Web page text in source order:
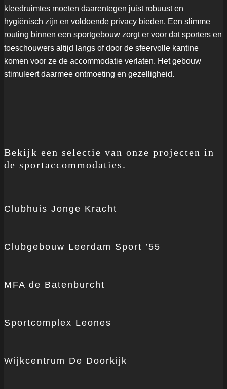
kleedruimtes moeten daarentegen juist robuust en
hygiënisch zijn en voldoende privacy bieden. Een slimme
routing binnen een sportgebouw zorgt er voor dat sporters en
toeschouwers altijd langs of door de sfeervolle kantine
komen voor ze de accommodatie verlaten. Het gebouw
stimuleert daarmee ontmoeting en gezelligheid.
Bekijk een selectie van onze projecten in
de sportaccommodaties.
Clubhuis Jonge Kracht
Clubgebouw Leerdam Sport ’55
MFA de Batenburcht
Sportcomplex Leones
Wijkcentrum De Doorkijk